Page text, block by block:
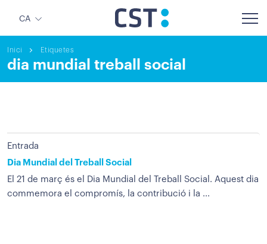
CA
Inici Etiquetes
dia mundial treball social
Entrada
Dia Mundial del Treball Social
El 21 de març és el Dia Mundial del Treball Social. Aquest dia
commemora el compromís, la contribució i la ...